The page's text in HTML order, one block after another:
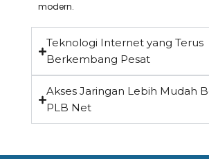
modern.
Teknologi Internet yang Terus
Berkembang Pesat
Akses Jaringan Lebih Mudah
PLB Net